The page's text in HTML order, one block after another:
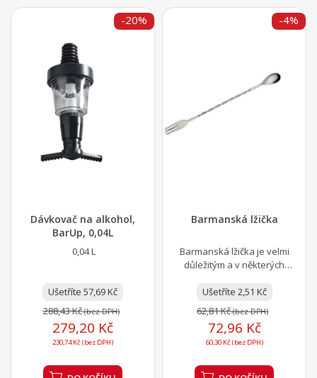
Dávkovač na alkohol,
BarUp, 0,04L
0,04 L
Ušetříte 57,69 Kč
288,43 Kč(bez DPH)
-20%
279,20 Kč
230,74 Kč (bez DPH)
Barmanská lžička
Barmanská lžička je velmi
důležitým a v některých
pomocníkem při práci s...
Ušetříte 2,51 Kč
62,81 Kč(bez DPH)
-4%
72,96 Kč
60,30 Kč (bez DPH)